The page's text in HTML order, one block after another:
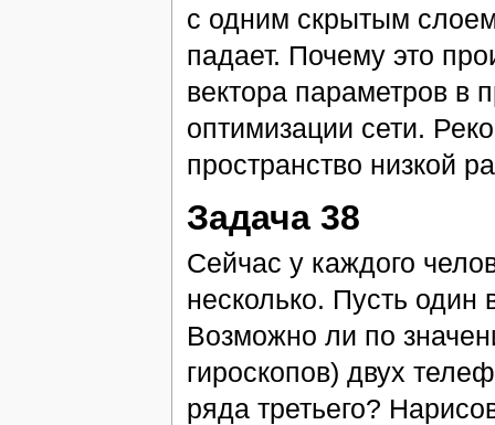
с одним скрытым
падает. Почему это
вектора параметров в
оптимизации сети.
пространство низкой
Задача 38
Сейчас у каждого
несколько. Пусть один
Возможно ли по
гироскопов) двух
ряда третьего?